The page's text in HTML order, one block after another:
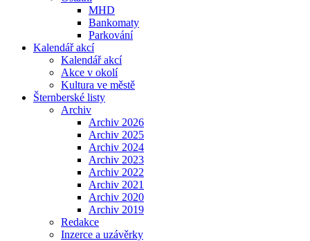
MHD
Bankomaty
Parkování
Kalendář akcí
Kalendář akcí
Akce v okolí
Kultura ve městě
Šternberské listy
Archiv
Archiv 2026
Archiv 2025
Archiv 2024
Archiv 2023
Archiv 2022
Archiv 2021
Archiv 2020
Archiv 2019
Redakce
Inzerce a uzávěrky